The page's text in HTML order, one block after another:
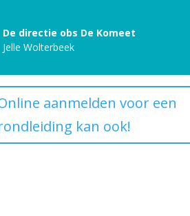
De directie obs De Komeet
Jelle Wolterbeek
aanmelden voor een
kan ook!